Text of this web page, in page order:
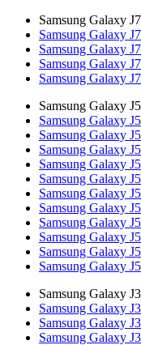
Samsung Galaxy
Samsung Galaxy
Samsung Galaxy
Samsung Galaxy
Samsung Galaxy
Samsung Galaxy
Samsung Galaxy
Samsung Galaxy
Samsung Galaxy
Samsung Galaxy
Samsung Galaxy
Samsung Galaxy
Samsung Galaxy
Samsung Galaxy
Samsung Galaxy
Samsung Galaxy
Samsung Galaxy
Samsung Galaxy
Samsung Galaxy
Samsung Galaxy
Samsung Galaxy